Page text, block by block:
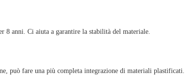
8 anni. Ci aiuta a garantire la stabilità del materiale.
può fare una più completa integrazione di materiali plastificati.